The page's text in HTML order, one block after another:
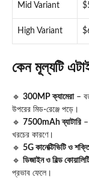
Mid Variant
High Variant
কেন মূল্যটি
🔹 300MP ক্যামেরা–
উপরের মিড-রেঞ্জে পড়ে।
🔹 7500mAh ব্যাটারি –
খরচের কারণে।
🔹 5G কানেক্টিভিটি ও
🔹 ডিজাইন ও বিল্ড
প্রভাব ফেলে।